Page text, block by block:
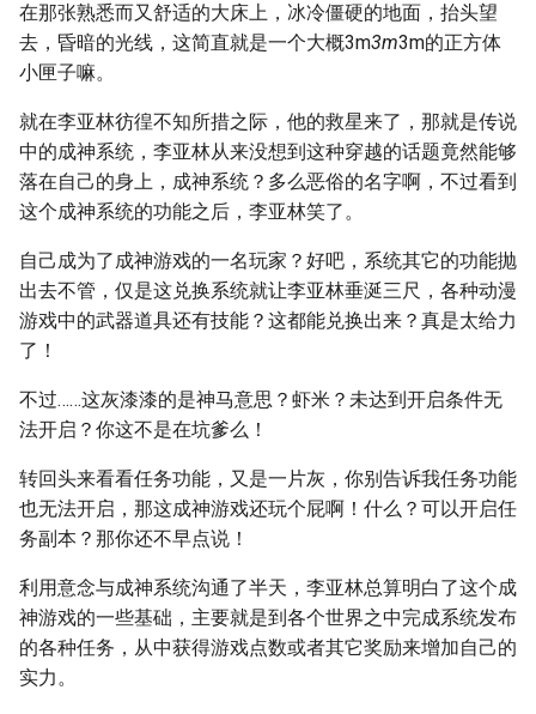
在那张熟悉而又舒适的大床上，冰冷僵硬的地面，抬头望
去，昏暗的光线，这简直就是一个大概3m3m3m的正方体
小匣子嘛。
就在李亚林彷徨不知所措之际，他的救星来了，那就是传说
中的成神系统，李亚林从来没想到这种穿越的话题竟然能够
落在自己的身上，成神系统？多么恶俗的名字啊，不过看到
这个成神系统的功能之后，李亚林笑了。
自己成为了成神游戏的一名玩家？好吧，系统其它的功能抛
出去不管，仅是这兑换系统就让李亚林垂涎三尺，各种动漫
游戏中的武器道具还有技能？这都能兑换出来？真是太给力
了！
不过……这灰漆漆的是神马意思？虾米？未达到开启条件无
法开启？你这不是在坑爹么！
转回头来看看任务功能，又是一片灰，你别告诉我任务功能
也无法开启，那这成神游戏还玩个屁啊！什么？可以开启任
务副本？那你还不早点说！
利用意念与成神系统沟通了半天，李亚林总算明白了这个成
神游戏的一些基础，主要就是到各个世界之中完成系统发布
的各种任务，从中获得游戏点数或者其它奖励来增加自己的
实力。